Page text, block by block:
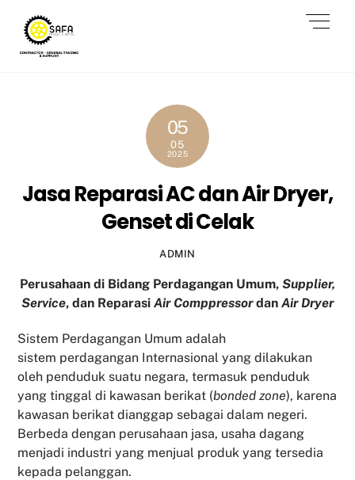
content
05
05
2025
Jasa Reparasi AC dan Air Dryer,
Genset di Celak
ADMIN
Perusahaan di Bidang Perdagangan Umum, Supplier,
Service, dan Reparasi Air Comppressordan Air Dryer
Sistem Perdagangan Umum adalah
sistem perdagangan Internasional yang dilakukan
oleh penduduk suatu negara, termasuk penduduk
yang tinggal di kawasan berikat (bonded zone), karena
kawasan berikat dianggap sebagai dalam negeri.
Berbeda dengan perusahaan jasa, usaha dagang
menjadi industri yang menjual produk yang tersedia
kepada pelanggan.